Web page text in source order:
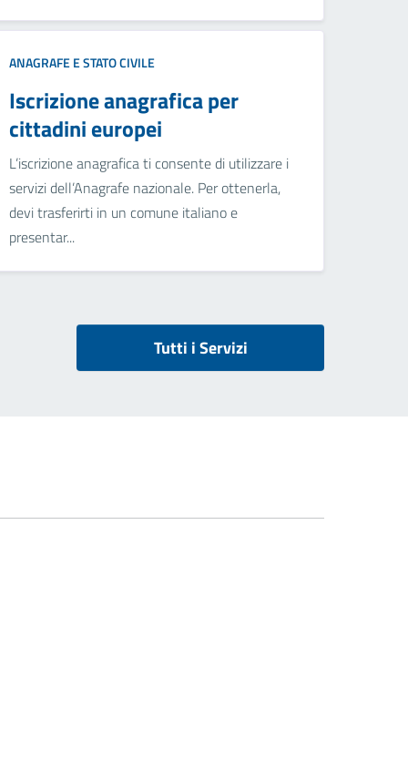
ANAGRAFE E STATO CIVILE
Iscrizione anagrafica per
cittadini europei
L’iscrizione anagrafica ti consente di utilizzare i
servizi dell’Anagrafe nazionale. Per ottenerla,
devi trasferirti in un comune italiano e
presentar...
Tutti i Servizi